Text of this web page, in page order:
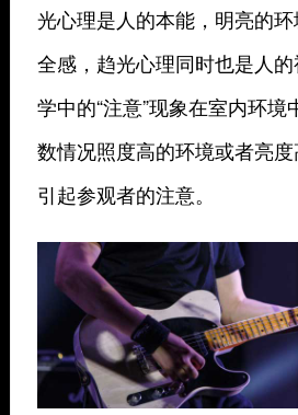
光心理是人的本能，明亮的
全感，趋光心理同时也是人
学中的“注意”现象在室内环境
数情况照度高的环境或者亮
引起参观者的注意。